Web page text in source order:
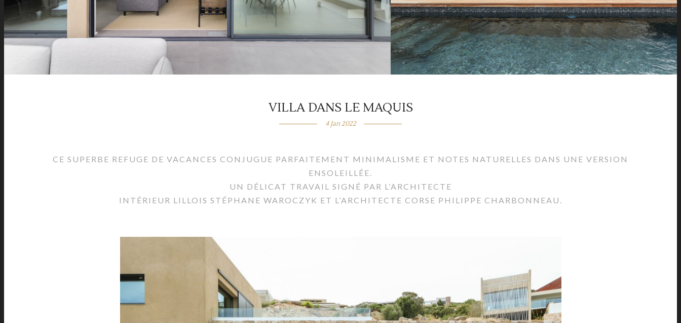
VILLA DANS LE MAQUIS
4 Jan 2022
CE SUPERBE REFUGE DE VACANCES CONJUGUE PARFAITEMENT MINIMALISME ET NOTES NATURELLES DANS UNE VERSION
ENSOLEILLÉE.
UN DÉLICAT TRAVAIL SIGNÉ PAR L’ARCHITECTE
INTÉRIEUR LILLOIS STÉPHANE WAROCZYK ET L’ARCHITECTE CORSE PHILIPPE CHARBONNEAU.